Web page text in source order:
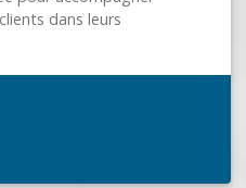
NEXIFRANCE